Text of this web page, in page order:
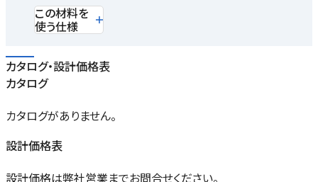
この材料を
使う仕様
カタログ・設計価格表
カタログ
カタログがありません。
設計価格表
設計価格は弊社営業までお問合せください。